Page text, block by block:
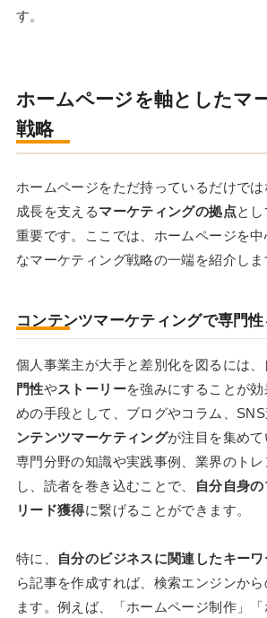
す。
ホームページを軸としたマ
戦略
ホームページをただ持っているだけで
成長を支えるマーケティングの拠点とし
重要です。ここでは、ホームページを
なマーケティング戦略の一端を紹介しま
コンテンツマーケティングで専門
個人事業主が大手と差別化を図るには、
門性やストーリーを強みにすることが
めの手段として、ブログやコラム、
ンテンツマーケティングが注目を集め
専門分野の知識や実践事例、業界のト
し、読者を巻き込むことで、
自分自身
リード獲得に繋げることができます。
特に、 自分のビジネスに関連したキーワ
ら記事を作成すれば、検索エンジンか
ます。例えば、「ホームページ制作」